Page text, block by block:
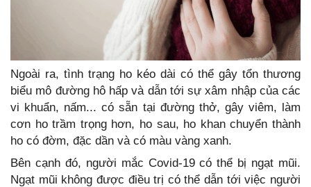
Ngoài ra, tình trạng ho kéo dài có thể gây tổn thương
biểu mô đường hô hấp và dẫn tới sự xâm nhập của các
vi khuẩn, nấm... có sẵn tại đường thở, gây viêm, làm
cơn ho trầm trọng hơn, ho sau, ho khan chuyển thành
ho có đờm, đặc dần và có màu vàng xanh.
Bên cạnh đó, người mắc Covid-19 có thể bị ngạt mũi.
Ngạt mũi không được điều trị có thể dẫn tới việc người